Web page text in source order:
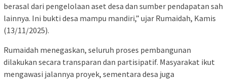
berasal dari pengelolaan aset desa dan sumber pendapatan sah
lainnya. Ini bukti desa mampu mandiri,” ujar Rumaidah, Kamis
(13/11/2025).
Rumaidah menegaskan, seluruh proses pembangunan
dilakukan secara transparan dan partisipatif. Masyarakat ikut
mengawasi jalannya proyek, sementara desa juga